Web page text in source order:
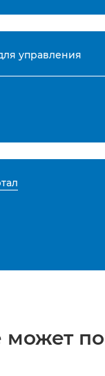
управления